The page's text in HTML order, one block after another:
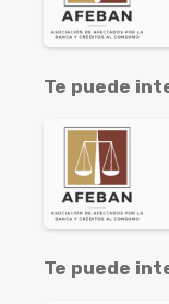
Te puede
Te puede